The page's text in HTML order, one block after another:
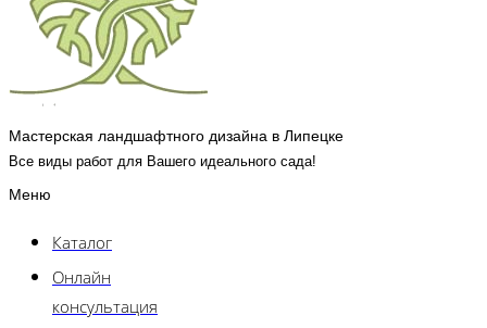
Мастерская ландшафтного дизайна в Липецке
Все виды работ для Вашего идеального сада!
Меню
Каталог
Онлайн
консультация